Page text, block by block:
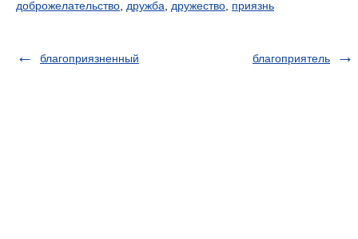
доброжелательство дружба дружество приязнь
благоприязненный благоприятель